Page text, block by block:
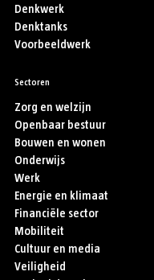
Denkwerk
Denktanks
Voorbeeldwerk
Sectoren
Zorg en welzijn
Openbaar bestuur
Bouwen en wonen
Onderwijs
Werk
Energie en klimaat
Financiële sector
Mobiliteit
Cultuur en media
Veiligheid